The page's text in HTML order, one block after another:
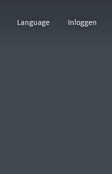
Language Inloggen